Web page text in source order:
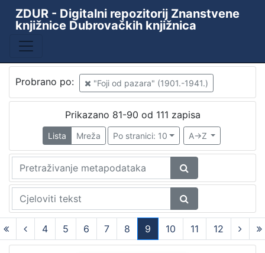
ZDUR - Digitalni repozitorij Znanstvene
knjižnice Dubrovačkih knjižnica
Probrano po: "Foji od pazara" (1901.-1941.)
Prikazano 81-90 od 111 zapisa
Lista Mreža Po stranici: 10 A->Z
4 5 6 7 8
9
(current)
10 11 12